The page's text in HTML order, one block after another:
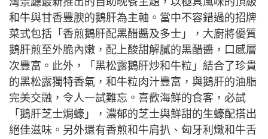
和牛與甘香豐腴的鵝肝為主軸。當中不容錯過的招牌
菜式包括「香煎鵝肝配黑醋醬及多士」，大廚將優質
鵝肝煎至外脆內嫩，配上酸甜解膩的黑醋醬，口感層
次豐富。此外，「黑松露鵝肝炒和牛粒」結合了珍貴
的黑松露獨特香氣，和牛粒肉汁豐富，與鵝肝的油脂
完美交融，令人一試難忘。喜歡海鮮的食客，必試
「鵝肝芝士焗蠔」，濃郁的芝士與鮮甜的生蠔配搭出
絕佳滋味。另外還有香煎和牛肩扒、匈牙利燉和牛舌